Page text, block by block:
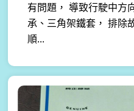
有問題， 導致行駛中方
承、三角架鐵套， 排除
順...